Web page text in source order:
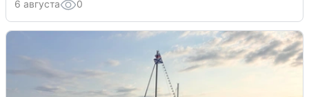
6 августа 0